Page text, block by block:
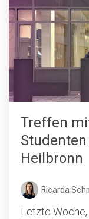
Treffen
Heilbronn
Ricarda
Letzte Woche,